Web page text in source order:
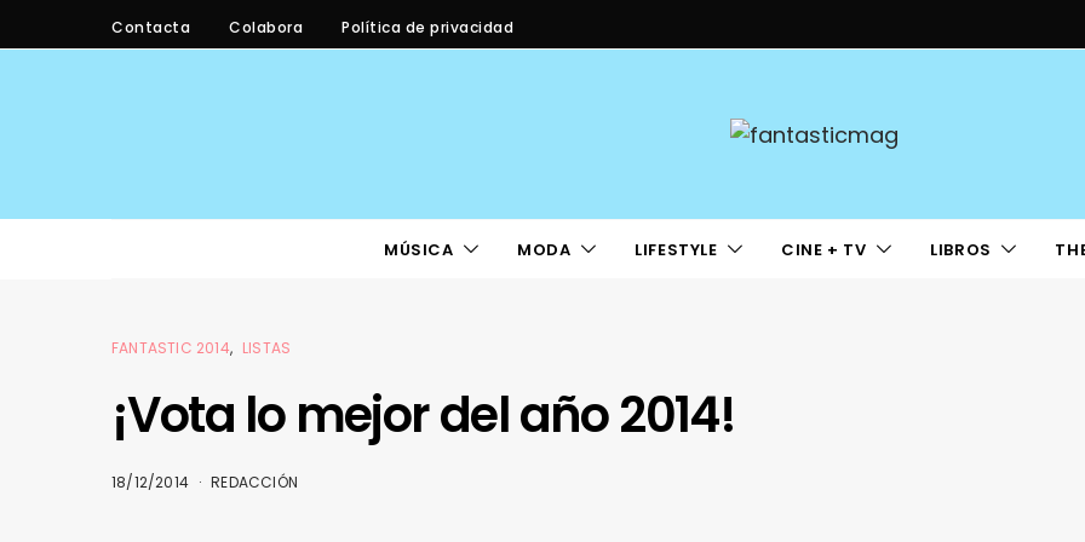
Contacta Colabora Política de privacidad
MÚSICA MODA LIFESTYLE CINE + TV LIBROS
FANTASTIC 2014 LISTAS
¡Vota lo mejor del año 2014!
18/12/2014 REDACCIÓN